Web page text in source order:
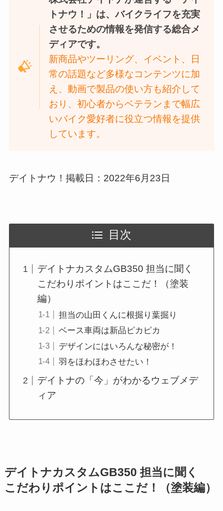
トナウ！」は、バイクライフを充実
させるための情報を発信する総合メ
ディアです。
新商品やツーリング、イベント、日
常の話題など多様なコンテンツに加
え、動画で製品の使い方も紹介して
おり、初心者からベテランまで幅広
いバイク愛好者に役立つ情報を提供
しています。
デイトナウ！掲載日：2022年6月23日
目次
デイトナカスタムGB350 担当に聞く
こだわりポイントはここだ！（塗装
編）
担当の山田くんに根掘り葉掘り
ベース車両は新品ピカピカ
デザインにはいろんな秘密が！
羽をほわほわさせたい！
デイトナの「今」がわかるウェブメデ
ィア
デイトナカスタムGB350 担当に聞く
こだわりポイントはここだ！（塗装編）